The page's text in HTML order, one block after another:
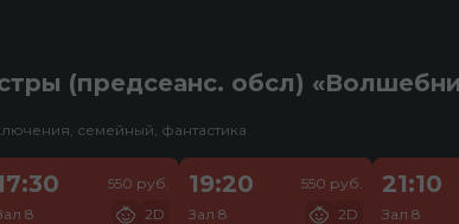
(предсеанс. обсл)
семейный, фантастика
8
550 руб.
2D
19:20
Зал 8
550 руб.
2D
21:10
Зал 8